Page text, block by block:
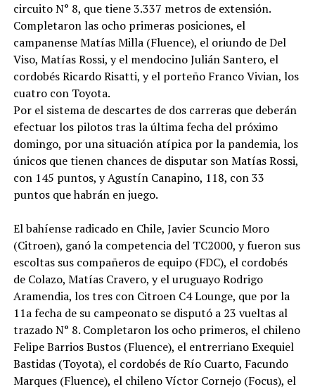
circuito N° 8, que tiene 3.337 metros de extensión.
Completaron las ocho primeras posiciones, el
campanense Matías Milla (Fluence), el oriundo de Del
Viso, Matías Rossi, y el mendocino Julián Santero, el
cordobés Ricardo Risatti, y el porteño Franco Vivian, los
cuatro con Toyota.
Por el sistema de descartes de dos carreras que deberán
efectuar los pilotos tras la última fecha del próximo
domingo, por una situación atípica por la pandemia, los
únicos que tienen chances de disputar son Matías Rossi,
con 145 puntos, y Agustín Canapino, 118, con 33
puntos que habrán en juego.
El bahíense radicado en Chile, Javier Scuncio Moro
(Citroen), ganó la competencia del TC2000, y fueron sus
escoltas sus compañeros de equipo (FDC), el cordobés
de Colazo, Matías Cravero, y el uruguayo Rodrigo
Aramendia, los tres con Citroen C4 Lounge, que por la
11a fecha de su campeonato se disputó a 23 vueltas al
trazado N° 8. Completaron los ocho primeros, el chileno
Felipe Barrios Bustos (Fluence), el entrerriano Exequiel
Bastidas (Toyota), el cordobés de Río Cuarto, Facundo
Marques (Fluence), el chileno Víctor Cornejo (Focus), el